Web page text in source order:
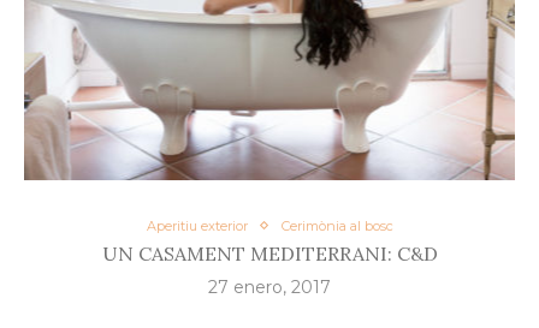
Aperitiu exterior Cerimònia al bosc
UN CASAMENT MEDITERRANI: C&D
27 enero, 2017